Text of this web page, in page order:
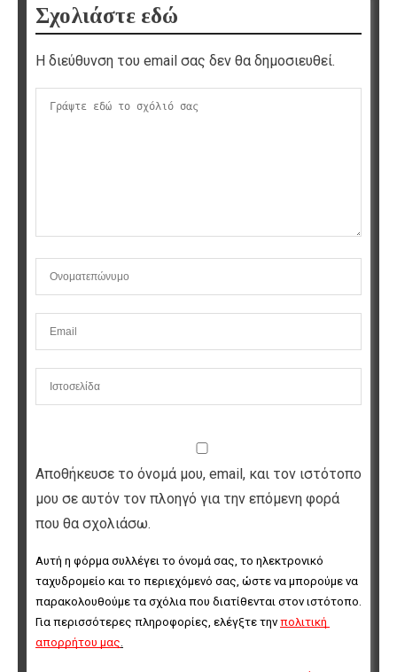
Σχολιάστε εδώ
Η διεύθυνση του email σας δεν θα δημοσιευθεί.
Αποθήκευσε το όνομά μου, email, και τον ιστότοπο
μου σε αυτόν τον πλοηγό για την επόμενη φορά
που θα σχολιάσω.
Αυτή η φόρμα συλλέγει το όνομά σας, το ηλεκτρονικό
ταχυδρομείο και το περιεχόμενό σας, ώστε να μπορούμε να
παρακολουθούμε τα σχόλια που διατίθενται στον ιστότοπο.
Για περισσότερες πληροφορίες, ελέγξτε την πολιτική
απορρήτου μας